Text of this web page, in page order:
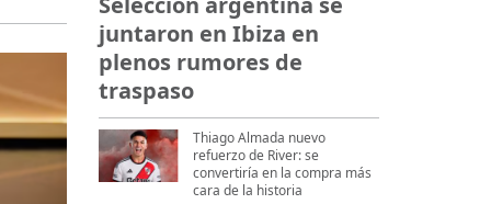
juntaron en Ibiza en
plenos rumores de
traspaso
Thiago Almada nuevo
refuerzo de River: se
convertiría en la compra más
cara de la historia